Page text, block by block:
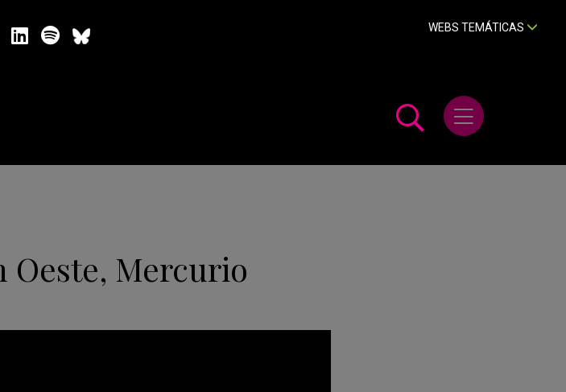
WEBS TEMÁTICAS
Abrir menú
Oeste, Mercurio